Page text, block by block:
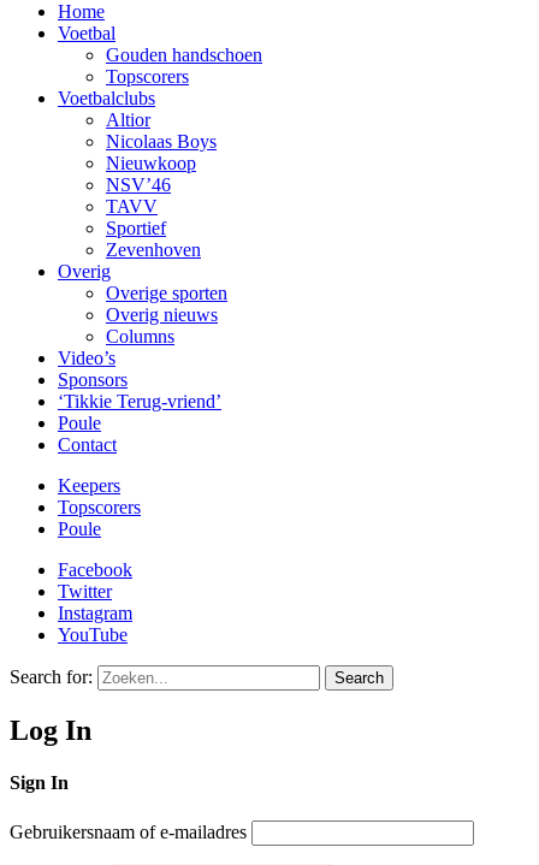
Home
Voetbal
Gouden handschoen
Topscorers
Voetbalclubs
Altior
Nicolaas Boys
Nieuwkoop
NSV’46
TAVV
Sportief
Zevenhoven
Overig
Overige sporten
Overig nieuws
Columns
Video’s
Sponsors
‘Tikkie Terug-vriend’
Poule
Contact
Keepers
Topscorers
Poule
Facebook
Twitter
Instagram
YouTube
Search for: Search
Log In
Sign In
Gebruikersnaam of e-mailadres